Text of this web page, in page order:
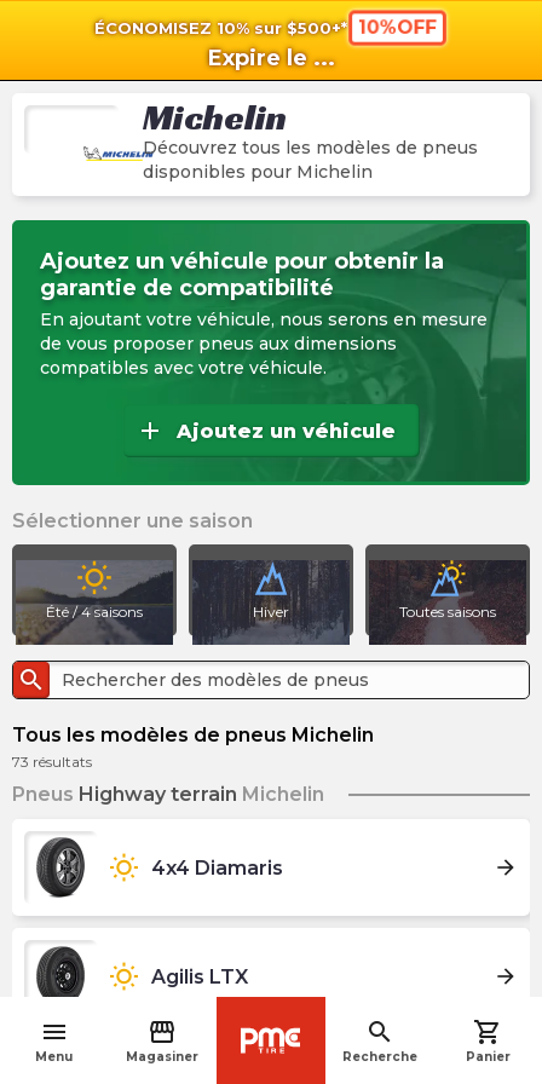
ÉCONOMISEZ 10% sur $500+* 10%OFF
Expire le ...
menu
Menu
storefront
Magasiner
search
Recherche
shopping_cart
Panier
Michelin
Découvrez tous les modèles de pneus
disponibles pour Michelin
Ajoutez un véhicule pour obtenir la
garantie de compatibilité
En ajoutant votre véhicule, nous serons en mesure
de vous proposer pneus aux dimensions
compatibles avec votre véhicule.
add Ajoutez un véhicule
Sélectionner une saison
wb_sunny
Été / 4 saisons Hiver Toutes saisons
search
Tous les modèles de pneus Michelin
73 résultats
Pneus Highway terrain Michelin
wb_sunny 4x4 Diamaris arrow_forward
wb_sunny Agilis LTX arrow_forward
navigate_before